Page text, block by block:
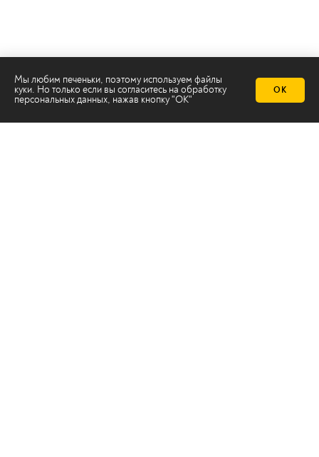
Мы любим печеньки, поэтому используем файлы
куки. Но только если вы согласитесь на обработку
персональных данных, нажав кнопку "ОК"
ОК